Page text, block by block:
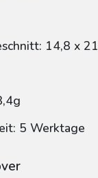
14,8 x 21
5 Werktage